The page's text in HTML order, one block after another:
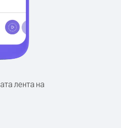
лента на